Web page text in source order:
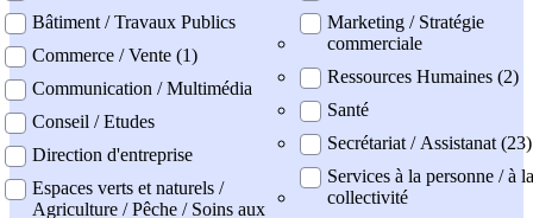
Bâtiment / Travaux Publics
Commerce / Vente (1)
Communication / Multimédia
Conseil / Etudes
Direction d'entreprise
Espaces verts et naturels /
Agriculture / Pêche / Soins aux
Marketing / Stratégie
commerciale
Ressources Humaines (2)
Santé
Secrétariat / Assistanat (23)
Services à la personne / à la
collectivité